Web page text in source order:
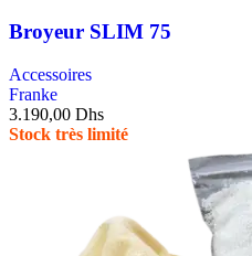
Broyeur SLIM 75
Accessoires
Franke
3.190,00 Dhs
Stock très limité